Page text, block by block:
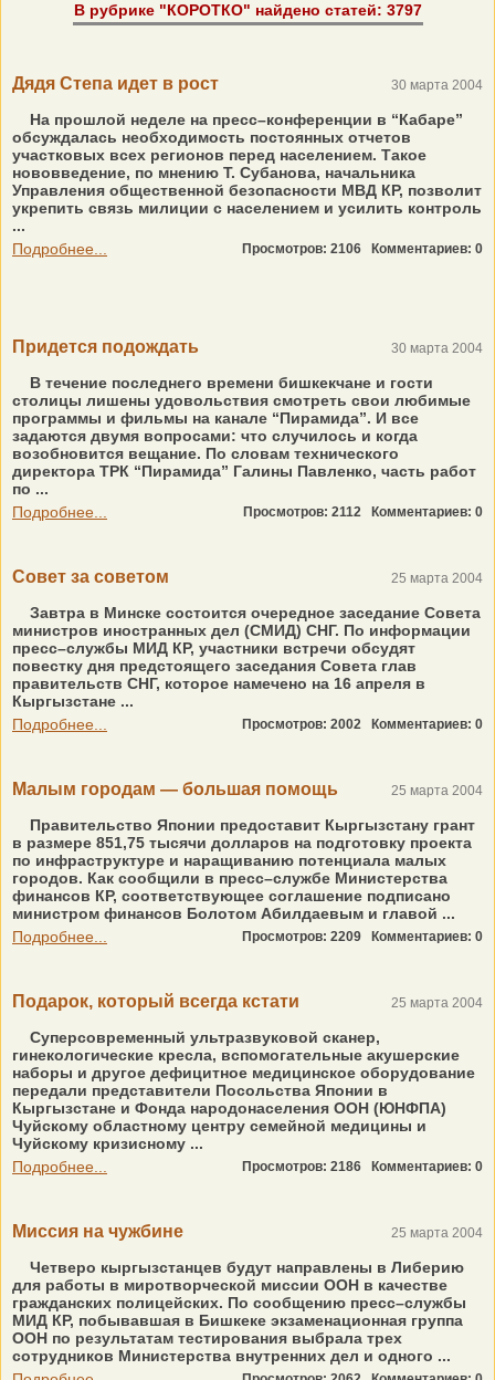
В рубрике "КОРОТКО" найдено статей: 3797
Дядя Степа идет в рост 30 марта 2004
На прошлой неделе на пресс–конференции в “Кабаре”
обсуждалась необходимость постоянных отчетов
участковых всех регионов перед населением. Такое
нововведение, по мнению Т. Субанова, начальника
Управления общественной безопасности МВД КР, позволит
укрепить связь милиции с населением и усилить контроль
...
Подробнее...
Просмотров: 2106 Комментариев: 0
Придется подождать 30 марта 2004
В течение последнего времени бишкекчане и гости
столицы лишены удовольствия смотреть свои любимые
программы и фильмы на канале “Пирамида”. И все
задаются двумя вопросами: что случилось и когда
возобновится вещание. По словам технического
директора ТРК “Пирамида” Галины Павленко, часть работ
по ...
Подробнее...
Просмотров: 2112 Комментариев: 0
Совет за советом 25 марта 2004
Завтра в Минске состоится очередное заседание Совета
министров иностранных дел (СМИД) СНГ. По информации
пресс–службы МИД КР, участники встречи обсудят
повестку дня предстоящего заседания Совета глав
правительств СНГ, которое намечено на 16 апреля в
Кыргызстане ...
Подробнее...
Просмотров: 2002 Комментариев: 0
Малым городам — большая помощь 25 марта 2004
Правительство Японии предоставит Кыргызстану грант
в размере 851,75 тысячи долларов на подготовку проекта
по инфраструктуре и наращиванию потенциала малых
городов. Как сообщили в пресс–службе Министерства
финансов КР, соответствующее соглашение подписано
министром финансов Болотом Абилдаевым и главой ...
Подробнее...
Просмотров: 2209 Комментариев: 0
Подарок, который всегда кстати 25 марта 2004
Суперсовременный ультразвуковой сканер,
гинекологические кресла, вспомогательные акушерские
наборы и другое дефицитное медицинское оборудование
передали представители Посольства Японии в
Кыргызстане и Фонда народонаселения ООН (ЮНФПА)
Чуйскому областному центру семейной медицины и
Чуйскому кризисному ...
Подробнее...
Просмотров: 2186 Комментариев: 0
Миссия на чужбине 25 марта 2004
Четверо кыргызстанцев будут направлены в Либерию
для работы в миротворческой миссии ООН в качестве
гражданских полицейских. По сообщению пресс–службы
МИД КР, побывавшая в Бишкеке экзаменационная группа
ООН по результатам тестирования выбрала трех
сотрудников Министерства внутренних дел и одного ...